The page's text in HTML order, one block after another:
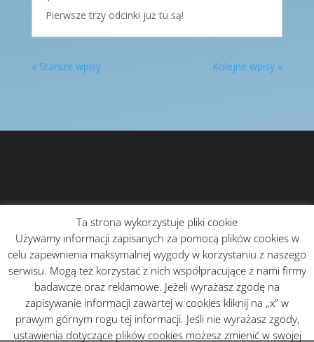
Pierwsze trzy odcinki już tu są!
« Starsze wpisy Kolejne wpisy »
Ta strona wykorzystuje pliki cookie
Używamy informacji zapisanych za pomocą plików cookies w
celu zapewnienia maksymalnej wygody w korzystaniu z naszego
serwisu. Mogą też korzystać z nich współpracujące z nami firmy
badawcze oraz reklamowe. Jeżeli wyrażasz zgodę na
zapisywanie informacji zawartej w cookies kliknij na „x” w
prawym górnym rogu tej informacji. Jeśli nie wyrażasz zgody,
ustawienia dotyczące plików cookies możesz zmienić w swojej